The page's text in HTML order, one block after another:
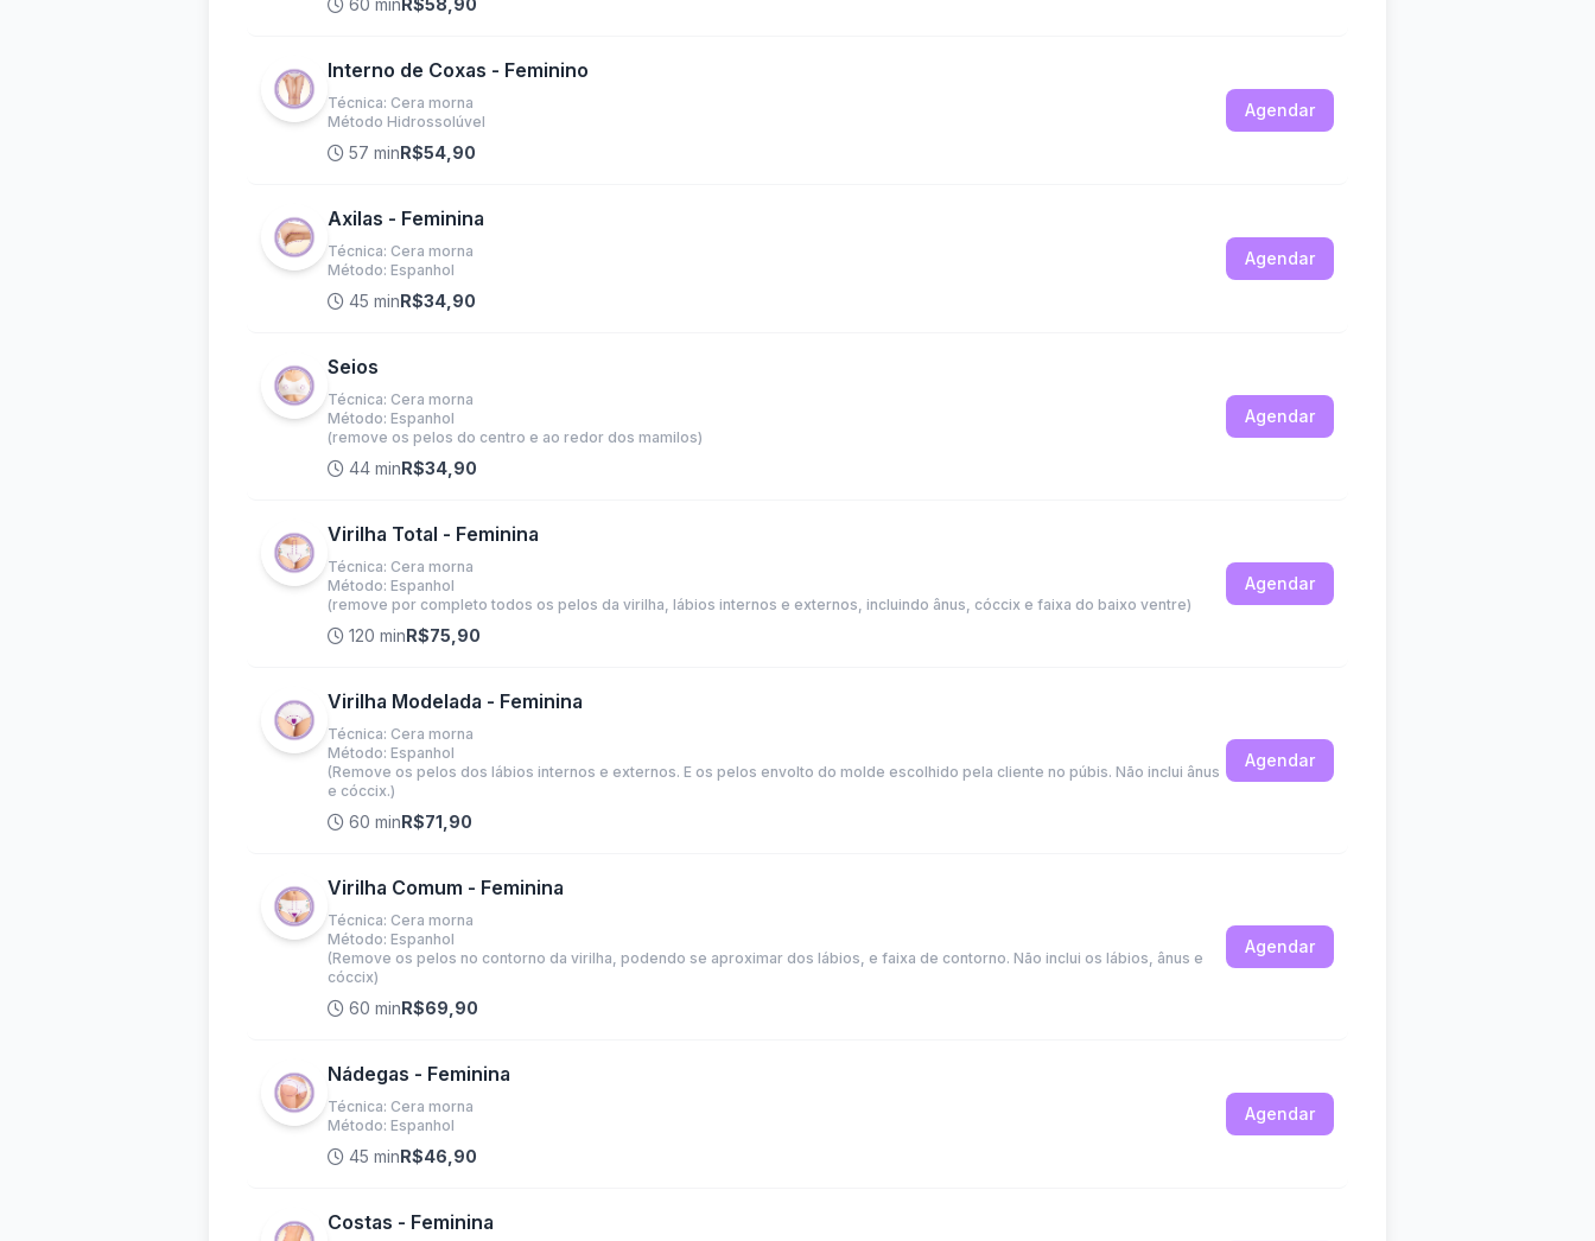
60 minR$58,90
Interno de Coxas - Feminino
Técnica: Cera morna
Método Hidrossolúvel
57 minR$54,90
Agendar
Axilas - Feminina
Técnica: Cera morna
Método: Espanhol
45 minR$34,90
Agendar
Seios
Técnica: Cera morna
Método: Espanhol
(remove os pelos do centro e ao redor dos mamilos)
44 minR$34,90
Agendar
Virilha Total - Feminina
Técnica: Cera morna
Método: Espanhol
(remove por completo todos os pelos da virilha, lábios internos e externos, incluindo ânus, cóccix e faixa do baixo ventre)
120 minR$75,90
Agendar
Virilha Modelada - Feminina
Técnica: Cera morna
Método: Espanhol
(Remove os pelos dos lábios internos e externos. E os pelos envolto do molde escolhido pela cliente no púbis. Não inclui ânus
e cóccix.)
60 minR$71,90
Agendar
Virilha Comum - Feminina
Técnica: Cera morna
Método: Espanhol
(Remove os pelos no contorno da virilha, podendo se aproximar dos lábios, e faixa de contorno. Não inclui os lábios, ânus e
cóccix)
60 minR$69,90
Agendar
Nádegas - Feminina
Técnica: Cera morna
Método: Espanhol
45 minR$46,90
Agendar
Costas - Feminina